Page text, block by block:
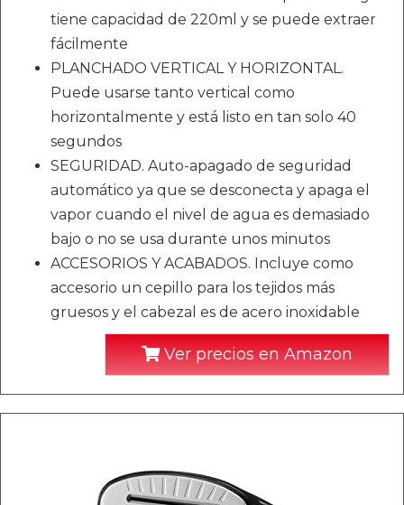
tiene capacidad de 220ml y se puede extraer
fácilmente
PLANCHADO VERTICAL Y HORIZONTAL.
Puede usarse tanto vertical como
horizontalmente y está listo en tan solo 40
segundos
SEGURIDAD. Auto-apagado de seguridad
automático ya que se desconecta y apaga el
vapor cuando el nivel de agua es demasiado
bajo o no se usa durante unos minutos
ACCESORIOS Y ACABADOS. Incluye como
accesorio un cepillo para los tejidos más
gruesos y el cabezal es de acero inoxidable
Ver precios en Amazon